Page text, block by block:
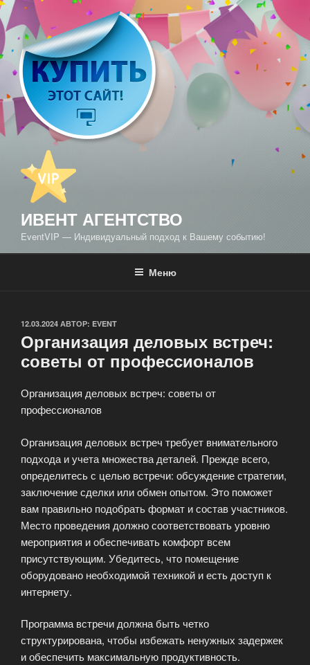
Перейти
к
содержимому
ИВЕНТ АГЕНТСТВО
EventVIP — Индивидуальный подход к Вашему событию!
Меню
ОПУБЛИКОВАНО
12.03.2024 АВТОР: EVENT
Организация деловых встреч:
советы от профессионалов
Организация деловых встреч: советы от
профессионалов
Организация деловых встреч требует внимательного
подхода и учета множества деталей. Прежде всего,
определитесь с целью встречи: обсуждение стратегии,
заключение сделки или обмен опытом. Это поможет
вам правильно подобрать формат и состав участников.
Место проведения должно соответствовать уровню
мероприятия и обеспечивать комфорт всем
присутствующим. Убедитесь, что помещение
оборудовано необходимой техникой и есть доступ к
интернету.
Программа встречи должна быть четко
структурирована, чтобы избежать ненужных задержек
и обеспечить максимальную продуктивность.